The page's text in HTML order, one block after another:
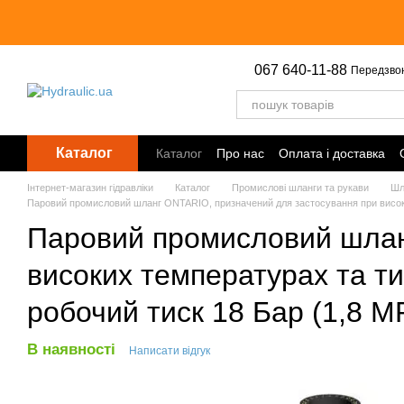
067 640-11-88
Каталог Каталог Про нас Оплата і доставка
Інтернет-магазин гідравліки Каталог Промислові шланги та рукави
Паровий промисловий шланг ONTARIO, призначений для застосування при
Паровий промисловий
високих температурах та
робочий тиск 18 Бар (1,8
В наявності Написати відгук